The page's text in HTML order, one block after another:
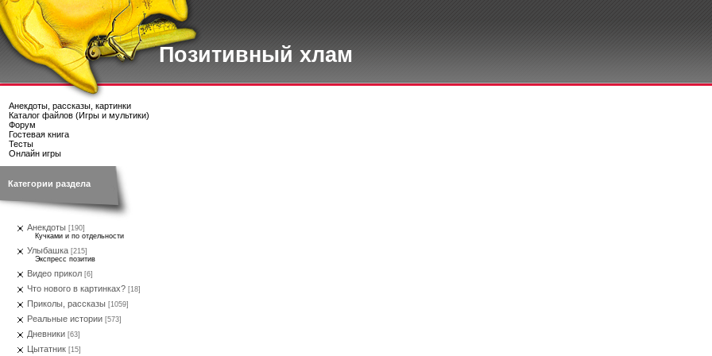
Позитивный хлам
Анекдоты, рассказы, картинки
Каталог файлов (Игры и мультики)
Форум
Гостевая книга
Тесты
Онлайн игры
Категории раздела
Анекдоты [190]
Кучками и по отдельности
Улыбашка [215]
Экспресс позитив
Видео прикол [6]
Что нового в картинках? [18]
Приколы, рассказы [1059]
Реальные истории [573]
Дневники [63]
Цытатник [15]